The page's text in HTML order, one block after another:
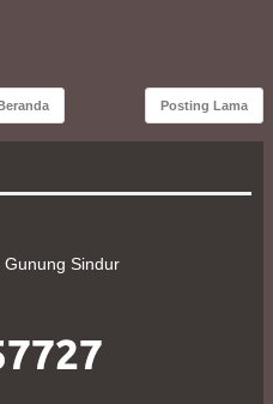
Posting Lama
Beranda
Sindur